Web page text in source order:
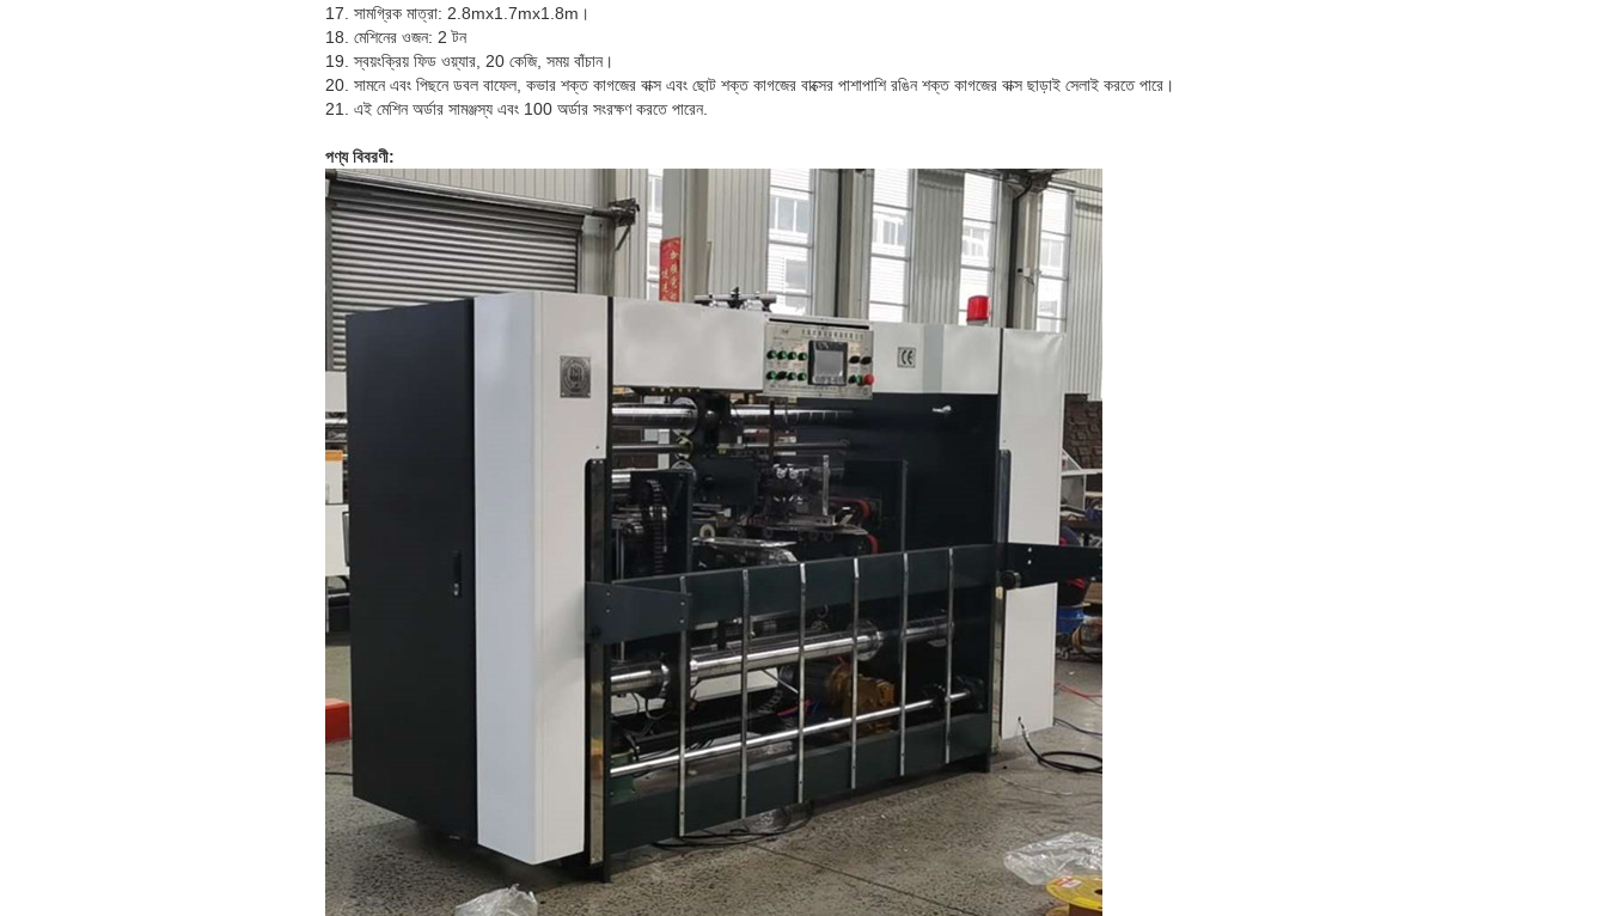
17. সামগ্রিক মাত্রা: 2.8mx1.7mx1.8m।
18. মেশিনের ওজন: 2 টন
19. স্বয়ংক্রিয় ফিড ওয়্যার, 20 কেজি, সময় বাঁচান।
20. সামনে এবং পিছনে ডবল বাফেল, কভার শক্ত কাগজের বাক্স এবং ছোট শক্ত কাগজের বাক্সের পাশাপাশি রঙিন শক্ত কাগজের বাক্স ছাড়াই সেলাই করতে পারে।
21. এই মেশিন অর্ডার সামঞ্জস্য এবং 100 অর্ডার সংরক্ষণ করতে পারেন.
পণ্য বিবরণী: